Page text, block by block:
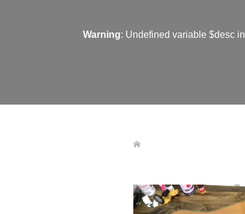
Warning: Undefined variable $desc in